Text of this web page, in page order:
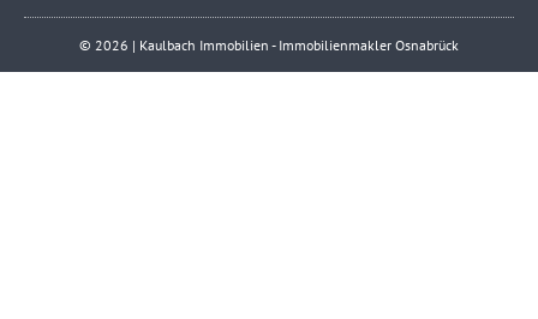
© 2026 | Kaulbach Immobilien - Immobilienmakler Osnabrück